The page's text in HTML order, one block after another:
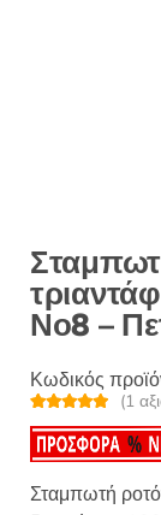
Νο8 –
Κωδικός
Βαθμολογή
θηκε με5.00
από 5 με
βάση
1
πελάτη
(1
Σταμπωτή